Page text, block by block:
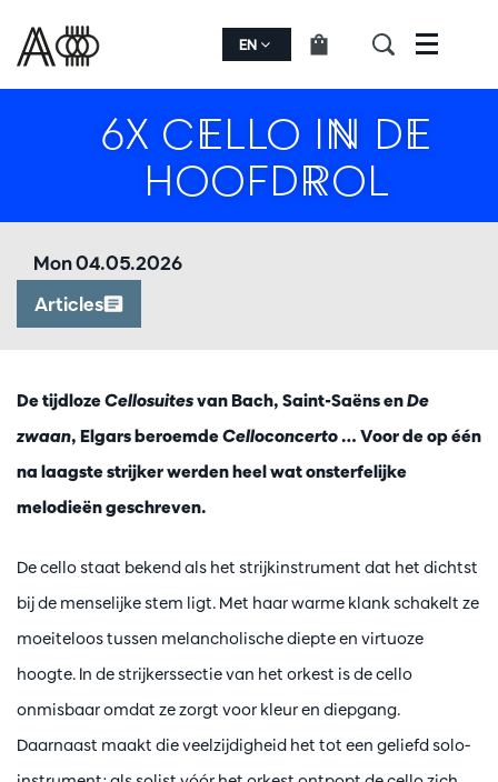
EN Menu
6X CELLO IN DE
HOOFDROL
Articles
Mon 04.05.2026
De tijdlozeCellosuitesvan Bach, Saint-Saëns enDe
zwaan, Elgars beroemdeCelloconcerto… Voor de op één
na laagste strijker werden heel wat onsterfelijke
melodieën geschreven.
De cello staat bekend als het strijkinstrument dat het dichtst
bij de menselijke stem ligt. Met haar warme klank schakelt ze
moeiteloos tussen melancholische diepte en virtuoze
hoogte. In de strijkerssectie van het orkest is de cello
onmisbaar omdat ze zorgt voor kleur en diepgang.
Daarnaast maakt die veelzijdigheid het tot een geliefd solo-